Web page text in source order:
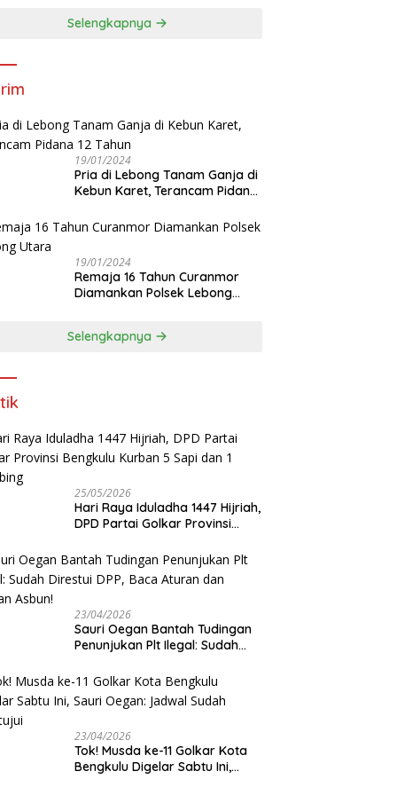
Selengkapnya
19/01/2024
Pria di Lebong Tanam Ganja di
Kebun Karet, Terancam Pidana
19/01/2024
Remaja 16 Tahun Curanmor
Diamankan Polsek Lebong
Selengkapnya
25/05/2026
Hari Raya Iduladha 1447 Hijriah,
DPD Partai Golkar Provinsi
Kambing
23/04/2026
Sauri Oegan Bantah Tudingan
Penunjukan Plt Ilegal: Sudah
Jangan Asbun!
23/04/2026
‎Tok! Musda ke-11 Golkar Kota
Bengkulu Digelar Sabtu Ini,